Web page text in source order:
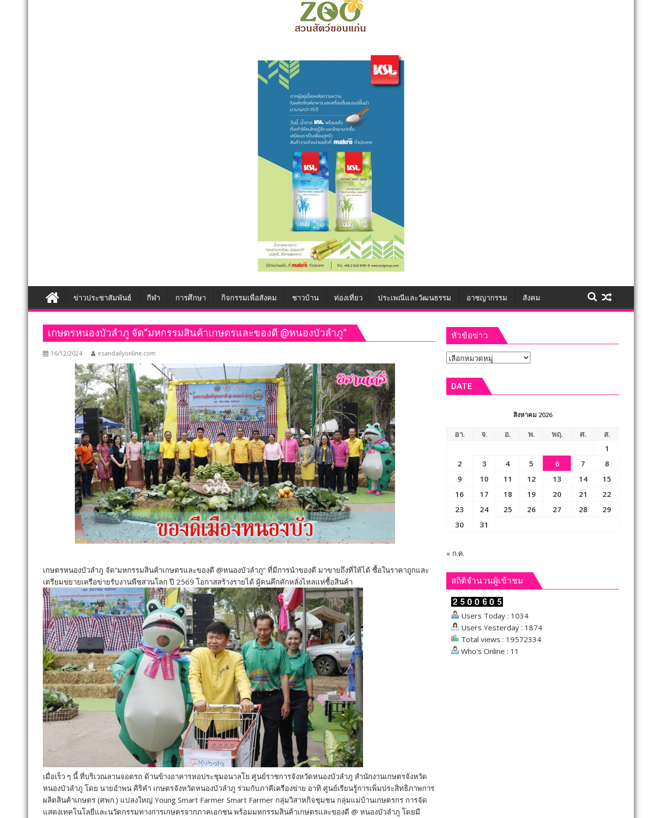
ข่าวประชาสัมพันธ์ กีฬา การศึกษา กิจกรรมเพื่อสังคม ชาวบ้าน ท่องเที่ยว ประเพณีและวัฒนธรรม อาชญากรรม สังคม
เกษตรหนองบัวลำภู จัด“มหกรรมสินค้าเกษตรและของดี @หนองบัวลำภู”
16/12/2024 esandailyonline.com
เกษตรหนองบัวลำภู จัด“มหกรรมสินค้าเกษตรและของดี @หนองบัวลำภู” ที่มีการนำของดี มาขายถึงที่ให้ได้ ซื้อในราคาถูกและ
เตรียมขยายเครือข่ายรับงานพืชสวนโลก ปี 2569 โอกาสสร้างรายได้ ผู้คนคึกคักหลั่งไหลแห่ซื้อสินค้า
เมื่อเร็ว ๆ นี้ ที่บริเวณลานจอดรถ ด้านข้างอาคารหอประชุมอนาลโย ศูนย์ราชการจังหวัดหนองบัวลำภู สำนักงานเกษตรจังหวัด
หนองบัวลำภู โดย นายอำพน ศิริคำ เกษตรจังหวัดหนองบัวลำภู ร่วมกับภาคีเครืองข่าย อาทิ ศูนย์เรียนรู้การเพิ่มประสิทธิภาพการ
ผลิตสินค้าเกษตร (ศพก.) แปลงใหญ่ Young Smart Farmer Smart Farmer กลุ่มวิสาหกิจชุมชน กลุ่มแม่บ้านเกษตรกร การจัด
แสดงเทคโนโลยีและนวัตกรรมทางการเกษตรจากภาคเอกชน พร้อมมหกรรมสินค้าเกษตรและของดี @ หนองบัวลำภู โดยมี
หัวข้อข่าว
หัวข้อ
DATE
สิงหาคม 2026
อา. จ. อ. พ. พฤ. ศ.
ส.
1
2
3 4 5 6 7
8
9
10 11 12 13 14
15
16
17 18 19 20 21
22
23
24 25 26 27 28
29
30
31
« ก.ค.
สถิติจำนวนผู้เข้าชม
Users Today : 1034
Users Yesterday : 1874
Total views : 19572334
Who's Online : 11